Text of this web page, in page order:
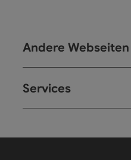
Andere Webseiten
Services